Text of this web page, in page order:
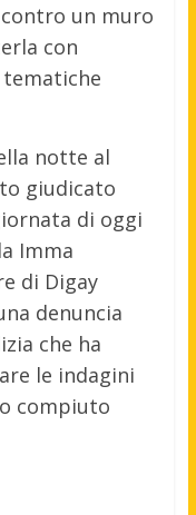
un muro
con
notte al
giudicato
di oggi
Imma
di Digay
denuncia
che ha
le indagini
compiuto